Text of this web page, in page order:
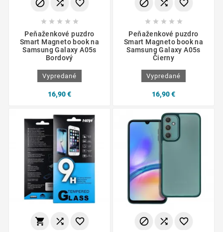
  
    
Peňaženkové puzdro
Smart Magneto book na
Samsung Galaxy A05s
Bordový
Vypredané
16,90 €
  
    
Peňaženkové puzdro
Smart Magneto book na
Samsung Galaxy A05s
Čierny
Vypredané
16,90 €
     